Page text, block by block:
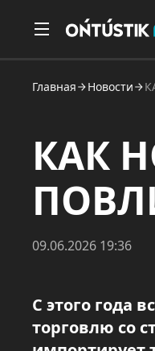
Главная Новости
КАК
09.06.2026 19:36
С этого года
торговлю со